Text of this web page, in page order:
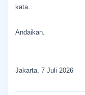
kata..
Andaikan.
Jakarta, 7 Juli 2026